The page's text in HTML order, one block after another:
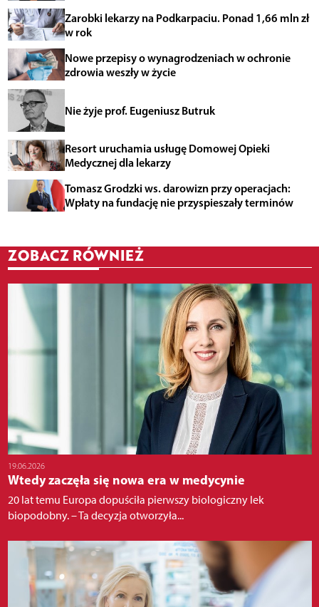
Zarobki lekarzy na Podkarpaciu. Ponad 1,66 mln zł
w rok
Nowe przepisy o wynagrodzeniach w ochronie
zdrowia weszły w życie
Nie żyje prof. Eugeniusz Butruk
Resort uruchamia usługę Domowej Opieki
Medycznej dla lekarzy
Tomasz Grodzki ws. darowizn przy operacjach:
Wpłaty na fundację nie przyspieszały terminów
ZOBACZ RÓWNIEŻ
19.06.2026
Wtedy zaczęła się nowa era w medycynie
20 lat temu Europa dopuściła pierwszy biologiczny lek
biopodobny. – Ta decyzja otworzyła...